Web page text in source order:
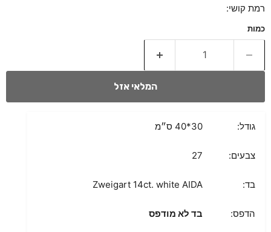
רמת קושי:
כמות
המלאי אזל
גודל: 30*40 ס״מ
צבעים: 27
בד: Zweigart 14ct. white AIDA
הדפס: בד לא מודפס